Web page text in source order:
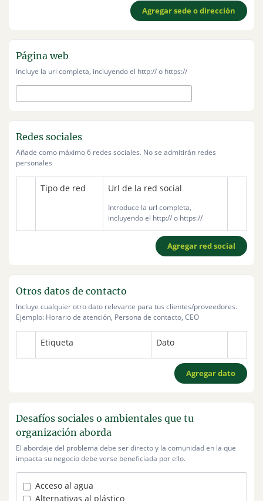
Agregar sede o dirección
Página web
Incluye la url completa, incluyendo el http:// o https://
Redes sociales
Añade como máximo 6 redes sociales. No se admitirán redes
personales
Tipo de red Url de la red social
Introduce la url completa,
incluyendo el http:// o https://
Agregar red social
Otros datos de contacto
Incluye cualquier otro dato relevante para tus clientes/proveedores.
Ejemplo: Horario de atención, Persona de contacto, CEO
Etiqueta Dato
Agregar dato
Desafíos sociales o ambientales que tu
organización aborda
El abordaje del problema debe ser directo y la comunidad en la que
impacta su negocio debe verse beneficiada por ello.
Acceso al agua
Alternativas al plástico